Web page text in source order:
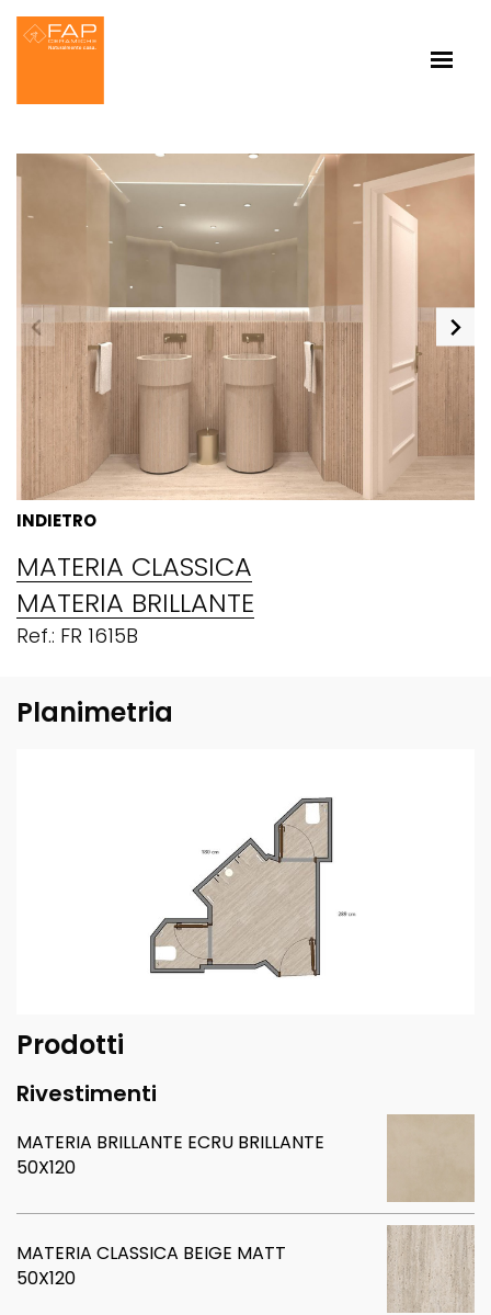
INDIETRO
MATERIA CLASSICA
MATERIA BRILLANTE
Ref.: FR 1615B
Planimetria
Prodotti
Rivestimenti
MATERIA BRILLANTE ECRU BRILLANTE
50X120
MATERIA CLASSICA BEIGE MATT
50X120